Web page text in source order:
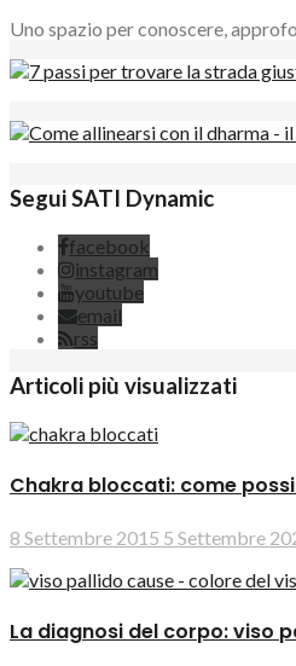
Uno spazio per conoscere,
Segui SATI Dynamic
facebook
instagram
youtube
email
rss
Articoli più visualizzati
Chakra bloccati: come
8 Settembre 2015 5 Settembre
La diagnosi del corpo: viso